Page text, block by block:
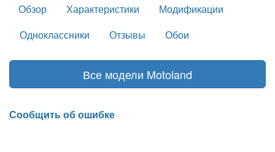
Обзор Характеристики
Модификации
Одноклассники
Отзывы Обои
Все модели Motoland
Сообщить об ошибке